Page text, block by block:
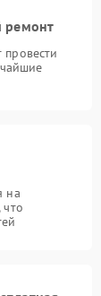
ремонт
на